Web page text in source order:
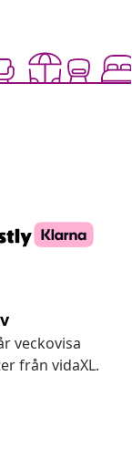
veckovisa
från vidaXL.